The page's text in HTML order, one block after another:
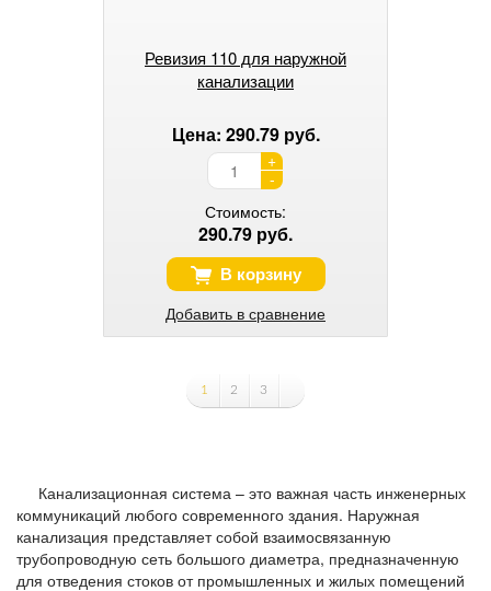
Ревизия 110 для наружной
канализации
Цена: 290.79 руб.
+
-
Стоимость:
290.79 руб.
В корзину
Добавить в сравнение
1 2 3
Канализационная система – это важная часть инженерных
коммуникаций любого современного здания. Наружная
канализация представляет собой взаимосвязанную
трубопроводную сеть большого диаметра, предназначенную
для отведения стоков от промышленных и жилых помещений